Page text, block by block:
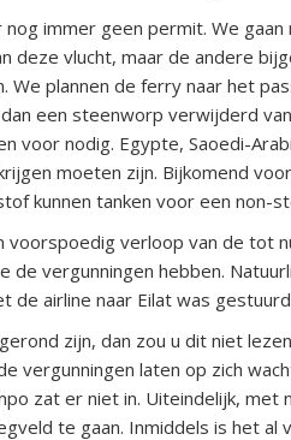
immer geen permit. We
deze vlucht, maar de andere
We plannen de ferry naar het
een steenworp verwijderd
voor nodig. Egypte, Saoedi-
moeten zijn. Bijkomend
kunnen tanken voor een non-
voorspoedig verloop van de tot
de vergunningen hebben.
de airline naar Eilat was
zijn, dan zou u dit niet
vergunningen laten op zich
zat er niet in. Uiteindelijk, met
te gaan. Inmiddels is het al